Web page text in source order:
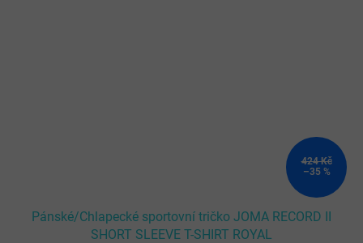
424 Kč
–35 %
Pánské/Chlapecké sportovní tričko JOMA RECORD II
SHORT SLEEVE T-SHIRT ROYAL